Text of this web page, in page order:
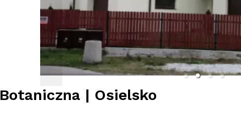
Botaniczna | Osielsko